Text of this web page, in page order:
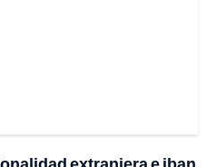
extranjera e iban